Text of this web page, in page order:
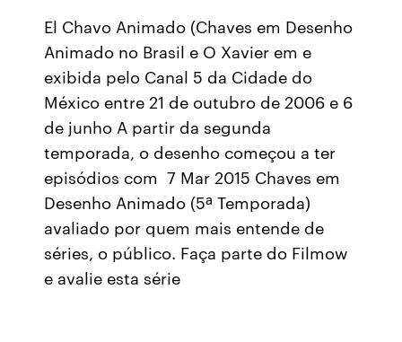
El Chavo Animado (Chaves em Desenho
Animado no Brasil e O Xavier em e
exibida pelo Canal 5 da Cidade do
México entre 21 de outubro de 2006 e 6
de junho A partir da segunda
temporada, o desenho começou a ter
episódios com 7 Mar 2015 Chaves em
Desenho Animado (5ª Temporada)
avaliado por quem mais entende de
séries, o público. Faça parte do Filmow
e avalie esta série